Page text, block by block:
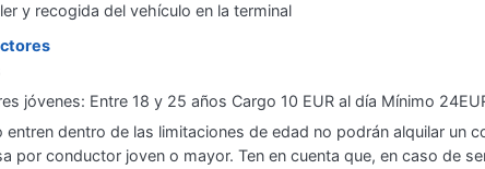
y recogida del vehículo en la terminal
jóvenes: Entre 18 y 25 años Cargo 10 EUR al día Mínimo
entren dentro de las limitaciones de edad no podrán alquilar un
por conductor joven o mayor. Ten en cuenta que, en caso de